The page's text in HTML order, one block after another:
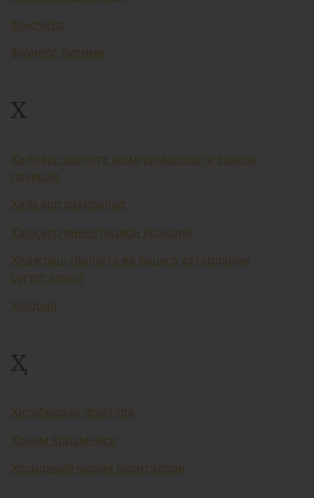
Фьючерс
Фючерс битими
Х
Халқаро валюта жамғармасидаги захира
позиция
Халқаро захиралар
Халқаро инвестицион позиция
Хеджлаш (валюта ва бошқа хатарларни
суғурталаш)
Холдинг
Ҳ
Ҳисобварақ-фактура
Ҳоким ёрдамчиси
Ҳосилавий молия воситалари